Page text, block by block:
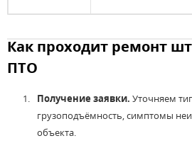
Как проходит ремонт
ПТО
Получение заявки. Уточняем
грузоподъёмность, симптомы
объекта.